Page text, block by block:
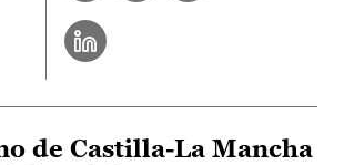
de Castilla-La Mancha